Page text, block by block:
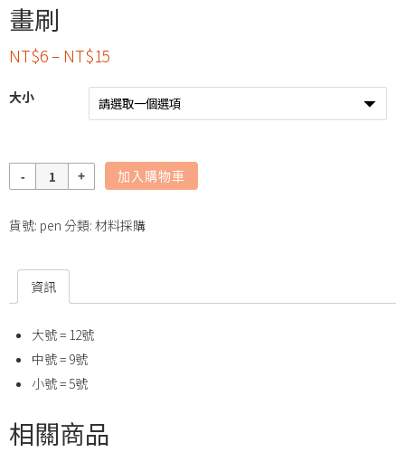
畫刷
NT$6– NT$15
大小
量
加入購物車
貨號: pen 分類: 材料採購
資訊
大號 = 12號
中號 = 9號
小號 = 5號
相關商品